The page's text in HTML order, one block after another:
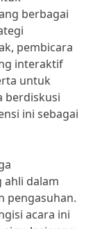
berbagai
pembicara
interaktif
untuk
berdiskusi
ini sebagai
ahli dalam
pengasuhan.
acara ini